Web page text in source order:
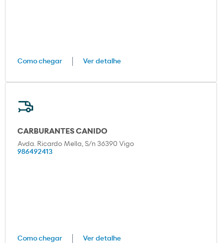
Como chegar Ver detalhe
CARBURANTES CANIDO
Avda. Ricardo Mella, S/n 36390 Vigo
986492413
Como chegar Ver detalhe